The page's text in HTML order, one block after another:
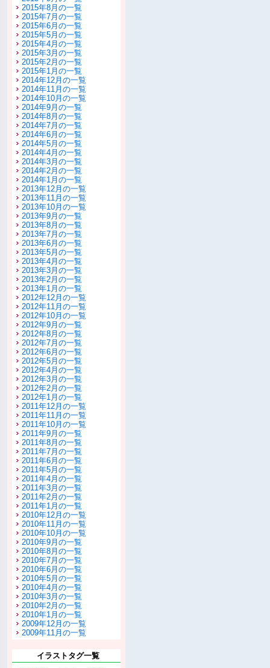
2015年8月の一覧
2015年7月の一覧
2015年6月の一覧
2015年5月の一覧
2015年4月の一覧
2015年3月の一覧
2015年2月の一覧
2015年1月の一覧
2014年12月の一覧
2014年11月の一覧
2014年10月の一覧
2014年9月の一覧
2014年8月の一覧
2014年7月の一覧
2014年6月の一覧
2014年5月の一覧
2014年4月の一覧
2014年3月の一覧
2014年2月の一覧
2014年1月の一覧
2013年12月の一覧
2013年11月の一覧
2013年10月の一覧
2013年9月の一覧
2013年8月の一覧
2013年7月の一覧
2013年6月の一覧
2013年5月の一覧
2013年4月の一覧
2013年3月の一覧
2013年2月の一覧
2013年1月の一覧
2012年12月の一覧
2012年11月の一覧
2012年10月の一覧
2012年9月の一覧
2012年8月の一覧
2012年7月の一覧
2012年6月の一覧
2012年5月の一覧
2012年4月の一覧
2012年3月の一覧
2012年2月の一覧
2012年1月の一覧
2011年12月の一覧
2011年11月の一覧
2011年10月の一覧
2011年9月の一覧
2011年8月の一覧
2011年7月の一覧
2011年6月の一覧
2011年5月の一覧
2011年4月の一覧
2011年3月の一覧
2011年2月の一覧
2011年1月の一覧
2010年12月の一覧
2010年11月の一覧
2010年10月の一覧
2010年9月の一覧
2010年8月の一覧
2010年7月の一覧
2010年6月の一覧
2010年5月の一覧
2010年4月の一覧
2010年3月の一覧
2010年2月の一覧
2010年1月の一覧
2009年12月の一覧
2009年11月の一覧
イラストタグ一覧